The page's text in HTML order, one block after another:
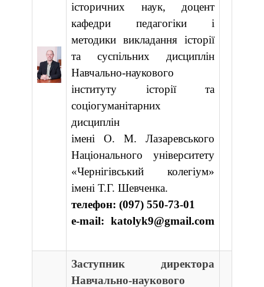
історичних наук, доцент
кафедри педагогіки і
методики викладання історії
та суспільних дисциплін
Навчально-наукового
інституту історії та
соціогуманітарних
дисциплін
імені О. М. Лазаревського
Національного університету
«Чернігівський колегіум»
імені Т.Г. Шевченка.
телефон: (097) 550-73-01
e-mail: katolyk9@gmail.com
Заступник директора
Навчально-наукового